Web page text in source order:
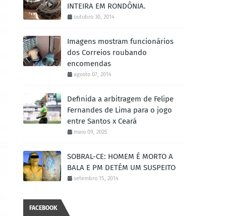
INTEIRA EM RONDÔNIA.
outubro 30, 2014
Imagens mostram funcionários
dos Correios roubando
encomendas
agosto 07, 2014
Definida a arbitragem de Felipe
Fernandes de Lima para o jogo
entre Santos x Ceará
maio 09, 2025
SOBRAL-CE: HOMEM É MORTO A
BALA E PM DETÉM UM SUSPEITO
setembro 15, 2014
FACEBOOK